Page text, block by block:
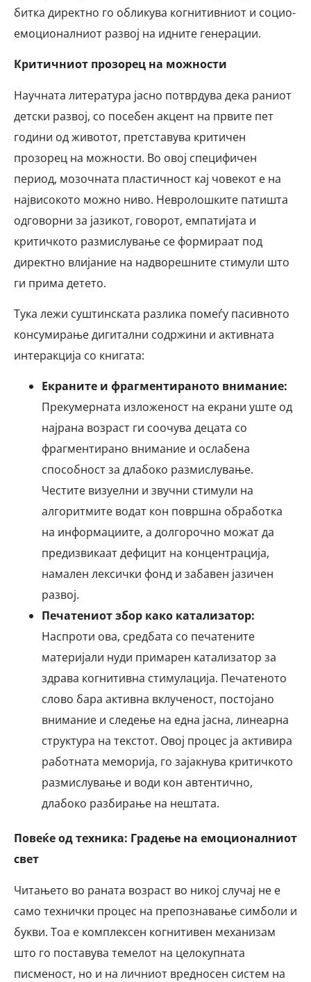
битка директно го обликува когнитивниот и социо-
емоционалниот развој на идните генерации.
Критичниот прозорец на можности
Научната литература јасно потврдува дека раниот
детски развој, со посебен акцент на првите пет
години од животот, претставува критичен
прозорец на можности. Во овој специфичен
период, мозочната пластичност кај човекот е на
највисокото можно ниво. Невролошките патишта
одговорни за јазикот, говорот, емпатијата и
критичкото размислување се формираат под
директно влијание на надворешните стимули што
ги прима детето.
Тука лежи суштинската разлика помеѓу пасивното
консумирање дигитални содржини и активната
интеракција со книгата:
Екраните и фрагментираното внимание:
Прекумерната изложеност на екрани уште од
најрана возраст ги соочува децата со
фрагментирано внимание и ослабена
способност за длабоко размислување.
Честите визуелни и звучни стимули на
алгоритмите водат кон површна обработка
на информациите, а долгорочно можат да
предизвикаат дефицит на концентрација,
намален лексички фонд и забавен јазичен
развој.
Печатениот збор како катализатор:
Наспроти ова, средбата со печатените
материјали нуди примарен катализатор за
здрава когнитивна стимулација. Печатеното
слово бара активна вклученост, постојано
внимание и следење на една јасна, линеарна
структура на текстот. Овој процес ја активира
работната меморија, го зајакнува критичкото
размислување и води кон автентично,
длабоко разбирање на нештата.
Повеќе од техника: Градење на емоционалниот
свет
Читањето во раната возраст во никој случај не е
само технички процес на препознавање симболи и
букви. Тоа е комплексен когнитивен механизам
што го поставува темелот на целокупната
писменост, но и на личниот вредносен систем на